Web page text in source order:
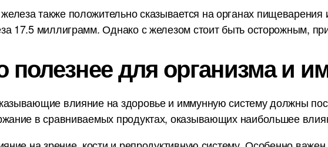
также положительно сказывается на органах пищеварения
17.5 миллиграмм. Однако с железом стоит быть осторожным,
полезнее для организма и
влияние на здоровье и иммунную систему должны
в сравниваемых продуктах, оказывающих наибольшее